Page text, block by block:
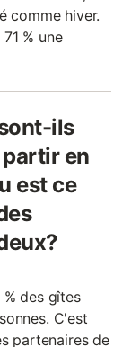
comme hiver.
% une
ils
en
est ce
des gîtes
C'est
partenaires de